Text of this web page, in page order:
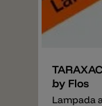
Aggiungere
by Flos
Lampada